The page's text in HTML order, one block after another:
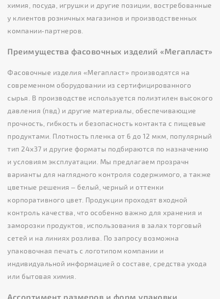
химия, посуда, игрушки и другие позиции, востребованные
у клиентов розничных магазинов и производственных
компании‑партнеров.
Преимущества фасовочных изделий «Мегапласт»
Фасовочные изделия «Мегапласт» производятся на
современном оборудовании из сертифицированного
сырья. В производстве используется полиэтилен высокого
давления (пвд) и другие материалы, обеспечивающие
прочность, гибкость и безопасность контакта с пищевые
продуктами. Плотность пленка от 6 до 12 мкм, популярный
тип 24х37 и другие форматы подбираются по назначению
и условиям эксплуатации. Мы предлагаем прозрачн
варианты для наглядного контроля содержимого, а также
цветные решения – белый, черный и оттенки
корпоративного цвет. Продукции проходят входной
контроль качества, что особенно важно для хранения и
заморозки продуктов, использования в залах торговый
сетей и на линиях розлива. По запросу возможна
упаковочная печать с логотипом компании и
индивидуальной информацией о составе, средства ухода
или бытовая химия.
Ассортимент размеров и форм упаковки